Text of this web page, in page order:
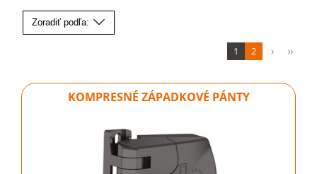
Zoradiť podľa:
1 2
KOMPRESNÉ ZÁPADKOVÉ PÁNTY